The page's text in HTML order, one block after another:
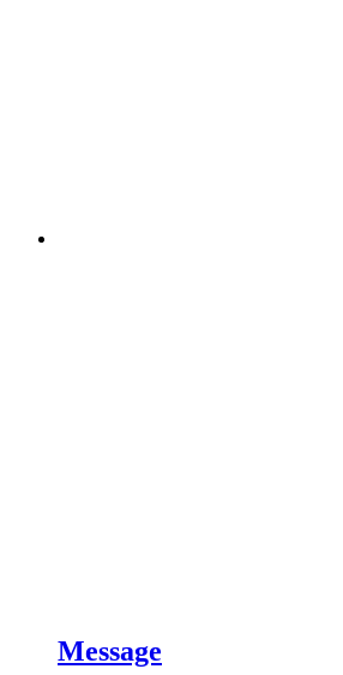
Message